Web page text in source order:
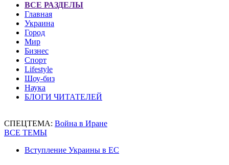
ВСЕ РАЗДЕЛЫ
Главная
Украина
Город
Мир
Бизнес
Спорт
Lifestyle
Шоу-биз
Наука
БЛОГИ ЧИТАТЕЛЕЙ
СПЕЦТЕМА: Война в Иране
ВСЕ ТЕМЫ
Вступление Украины в ЕС